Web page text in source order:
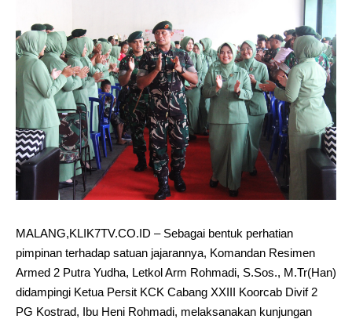
MALANG,KLIK7TV.CO.ID – Sebagai bentuk perhatian
pimpinan terhadap satuan jajarannya, Komandan Resimen
Armed 2 Putra Yudha, Letkol Arm Rohmadi, S.Sos., M.Tr(Han)
didampingi Ketua Persit KCK Cabang XXIII Koorcab Divif 2
PG Kostrad, Ibu Heni Rohmadi, melaksanakan kunjungan